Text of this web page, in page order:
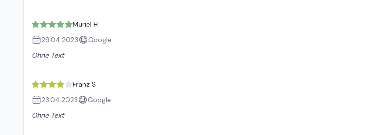
Muriel H
29.04.2023
Google
Ohne Text
Franz S
23.04.2023
Google
Ohne Text